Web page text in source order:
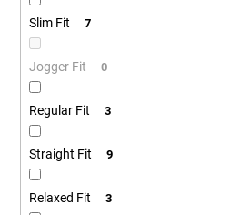
Slim Fit 7
Jogger Fit 0
Regular Fit 3
Straight Fit 9
Relaxed Fit 3